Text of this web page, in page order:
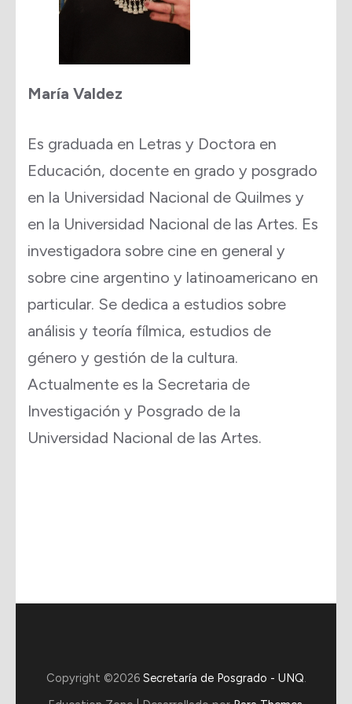
María Valdez
Es graduada en Letras y Doctora en
Educación, docente en grado y posgrado
en la Universidad Nacional de Quilmes y
en la Universidad Nacional de las Artes. Es
investigadora sobre cine en general y
sobre cine argentino y latinoamericano en
particular. Se dedica a estudios sobre
análisis y teoría fílmica, estudios de
género y gestión de la cultura.
Actualmente es la Secretaria de
Investigación y Posgrado de la
Universidad Nacional de las Artes.
Copyright ©2026 Secretaría de Posgrado - UNQ.